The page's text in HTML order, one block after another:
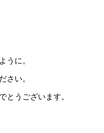
うに。
さい。
とうございます。